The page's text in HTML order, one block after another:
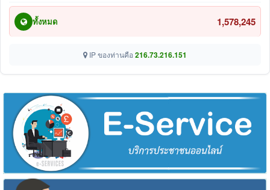
ทั้งหมด 1,578,245
IP ของท่านคือ 216.73.216.151